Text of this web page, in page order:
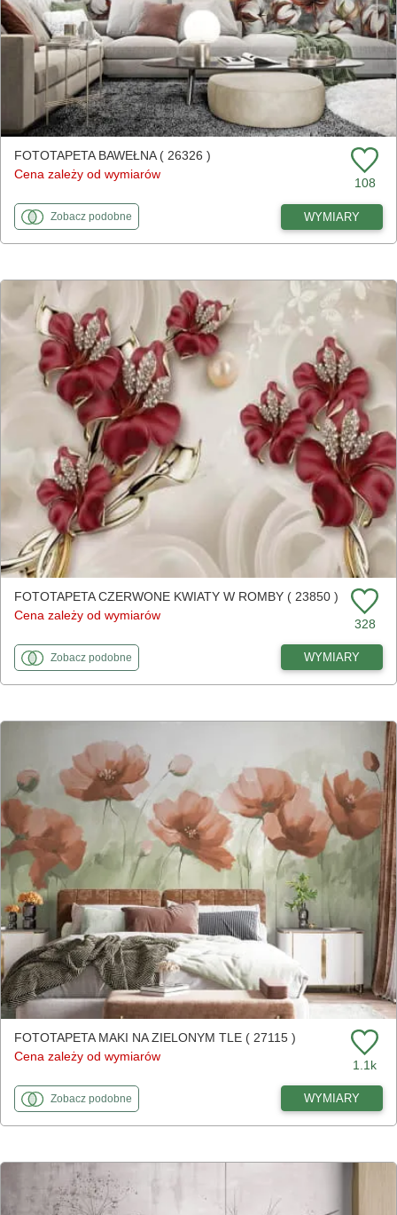
FOTOTAPETA BAWEŁNA ( 26326 )
Cena zależy od wymiarów
108
Zobaczfototapety
podobnedo Bawełna WYMIARY
FOTOTAPETA CZERWONE KWIATY W ROMBY ( 23850 )
Cena zależy od wymiarów
328
Zobaczfototapety
podobnedo Czerwone kwiaty w romby WYMIARY
FOTOTAPETA MAKI NA ZIELONYM TLE ( 27115 )
Cena zależy od wymiarów
1.1k
Zobaczfototapety
podobnedo Maki na zielonym tle WYMIARY